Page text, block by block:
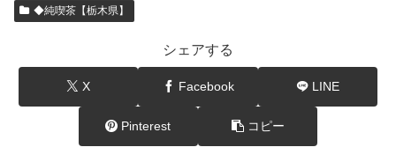
◆純喫茶【栃木県】
シェアする
X Facebook LINE
Pinterest コピー